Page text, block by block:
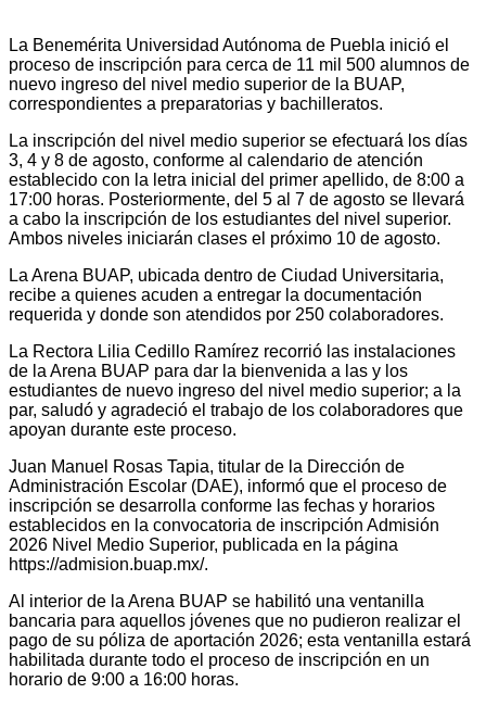
La Benemérita Universidad Autónoma de Puebla inició el
proceso de inscripción para cerca de 11 mil 500 alumnos de
nuevo ingreso del nivel medio superior de la BUAP,
correspondientes a preparatorias y bachilleratos.
La inscripción del nivel medio superior se efectuará los días
3, 4 y 8 de agosto, conforme al calendario de atención
establecido con la letra inicial del primer apellido, de 8:00 a
17:00 horas. Posteriormente, del 5 al 7 de agosto se llevará
a cabo la inscripción de los estudiantes del nivel superior.
Ambos niveles iniciarán clases el próximo 10 de agosto.
La Arena BUAP, ubicada dentro de Ciudad Universitaria,
recibe a quienes acuden a entregar la documentación
requerida y donde son atendidos por 250 colaboradores.
La Rectora Lilia Cedillo Ramírez recorrió las instalaciones
de la Arena BUAP para dar la bienvenida a las y los
estudiantes de nuevo ingreso del nivel medio superior; a la
par, saludó y agradeció el trabajo de los colaboradores que
apoyan durante este proceso.
Juan Manuel Rosas Tapia, titular de la Dirección de
Administración Escolar (DAE), informó que el proceso de
inscripción se desarrolla conforme las fechas y horarios
establecidos en la convocatoria de inscripción Admisión
2026 Nivel Medio Superior, publicada en la página
https://admision.buap.mx/.
Al interior de la Arena BUAP se habilitó una ventanilla
bancaria para aquellos jóvenes que no pudieron realizar el
pago de su póliza de aportación 2026; esta ventanilla estará
habilitada durante todo el proceso de inscripción en un
horario de 9:00 a 16:00 horas.